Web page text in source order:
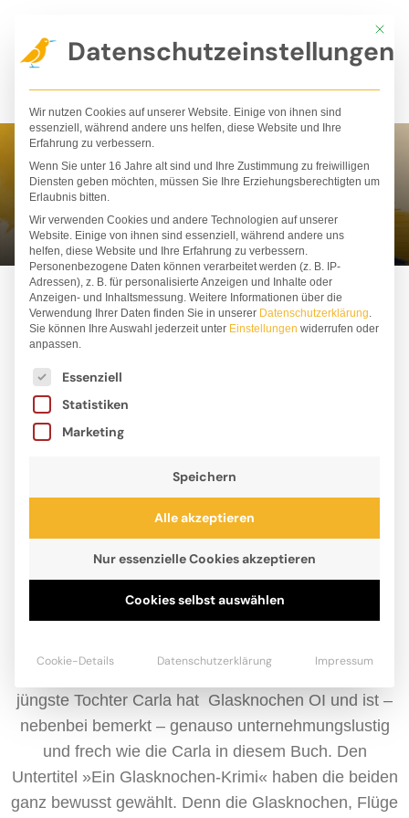
Inhalt
springen
Jost Hinrich
Jost Hinrich, Jahrgang 1964, ist Vater von vier
erwachsenen Kindern. Im echten Leben beschäftigt
jüngste Tochter Carla hat Glasknochen OI und ist –
nebenbei bemerkt – genauso unternehmungslustig
und frech wie die Carla in diesem Buch. Den
Untertitel »Ein Glasknochen-Krimi« haben die beiden
ganz bewusst gewählt. Denn die Glasknochen, Flüge
Mit
Datenschutzeinstellungen
Wir nutzen Cookies auf unserer Website. Einige von ihnen sind
essenziell, während andere uns helfen, diese Website und Ihre
Erfahrung zu verbessern.
Wenn Sie unter 16 Jahre alt sind und Ihre Zustimmung zu freiwilligen
Diensten geben möchten, müssen Sie Ihre Erziehungsberechtigten um
Erlaubnis bitten.
Wir verwenden Cookies und andere Technologien auf unserer
Website. Einige von ihnen sind essenziell, während andere uns
helfen, diese Website und Ihre Erfahrung zu verbessern.
Personenbezogene Daten können verarbeitet werden (z. B. IP-
Adressen), z. B. für personalisierte Anzeigen und Inhalte oder
Anzeigen- und Inhaltsmessung. Weitere Informationen über die
Verwendung Ihrer Daten finden Sie in unserer Datenschutzerklärung.
Sie können Ihre Auswahl jederzeit unter Einstellungen widerrufen oder
anpassen.
Es folgt eine Liste der Service-Gruppen, für die
Essenziell
Statistiken
Marketing
Speichern
Alle akzeptieren
Nur essenzielle Cookies akzeptieren
Cookies selbst auswählen
Cookie-Details Datenschutzerklärung Impressum